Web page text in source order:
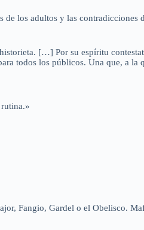
los adultos y las contradicciones
[…] Por su espíritu
todos los públicos. Una que, a la
Fangio, Gardel o el Obelisco.